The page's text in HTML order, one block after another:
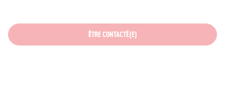
ÊTRE CONTACTÉ(E)